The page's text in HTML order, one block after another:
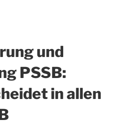
und
PSSB:
in allen